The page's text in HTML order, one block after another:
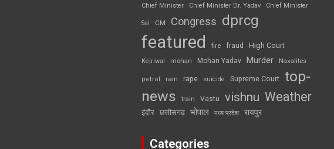
Chief Minister
Chief Minister Dr. Yadav Chief Minister
Sai CM Congress dprcg
featured fire fraud High Court
Kejriwal mohan Mohan Yadav Murder Naxalites
petrol rain rape suicide Supreme Court top-
news
train Vastu vishnu Weather
इंदौर छत्तीसगढ़ भोपाल मध्य प्रदेश रायपुर
Categories